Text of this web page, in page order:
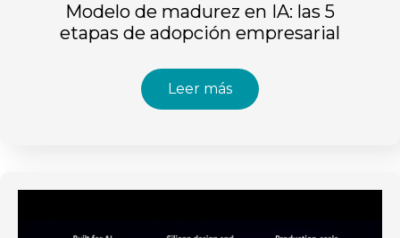
Modelo de madurez en IA: las 5
etapas de adopción empresarial
Leer más